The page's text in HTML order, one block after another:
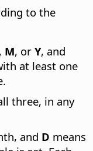
to the
, M, or Y, and
at least one
three, in any
and D means